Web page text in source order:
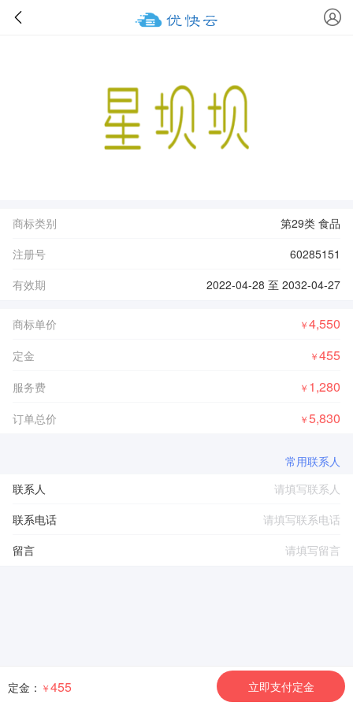
商标类别
第29类 食品
注册号
60285151
有效期
2022-04-28 至 2032-04-27
商标单价 ￥4,550
定金 ￥455
服务费 ￥ 1,280
订单总价 ￥5,830
常用联系人
联系人
联系电话
留言
定金： ￥455 立即支付定金